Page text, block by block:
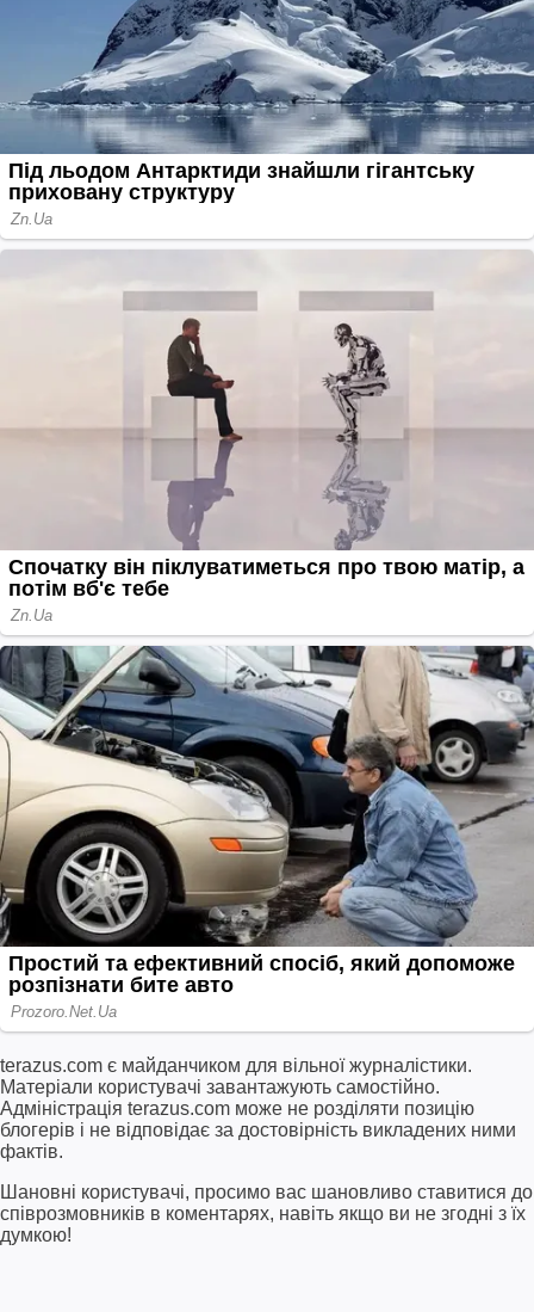
terazus.com є майданчиком для вільної журналістики.
Матеріали користувачі завантажують самостійно.
Адміністрація terazus.com може не розділяти позицію
блогерів і не відповідає за достовірність викладених ними
фактів.
Шановні користувачі, просимо вас шановливо ставитися до
співрозмовників в коментарях, навіть якщо ви не згодні з їх
думкою!